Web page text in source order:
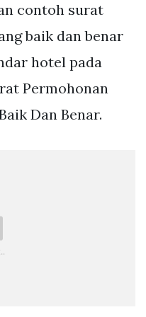
contoh surat
baik dan benar
hotel pada
Permohonan
Dan Benar.